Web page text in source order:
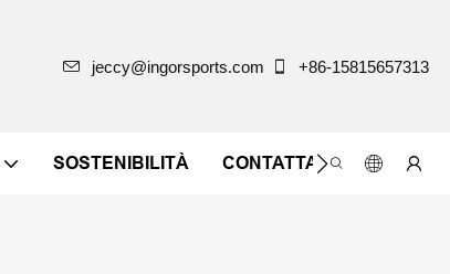
jeccy@ingorsports.com +86-15815657313
SOSTENIBILITÀ CONTATTACI